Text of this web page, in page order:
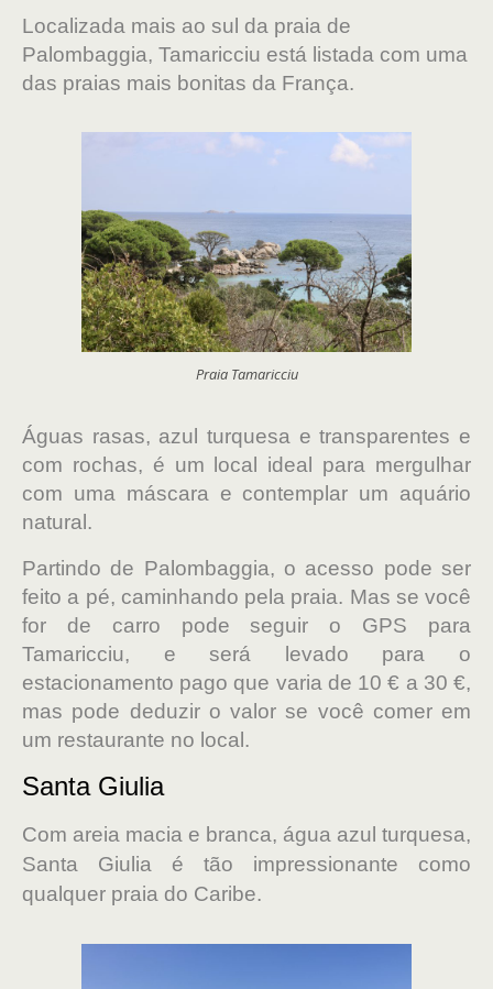
Localizada mais ao sul da praia de
Palombaggia, Tamaricciu está listada com uma
das praias mais bonitas da França.
Praia Tamaricciu
Águas rasas, azul turquesa e transparentes e
com rochas, é um local ideal para mergulhar
com uma máscara e contemplar um aquário
natural.
Partindo de Palombaggia, o acesso pode ser
feito a pé, caminhando pela praia. Mas se você
for de carro pode seguir o GPS para
Tamaricciu, e será levado para o
estacionamento pago que varia de 10 € a 30 €,
mas pode deduzir o valor se você comer em
um restaurante no local.
Santa Giulia
Com areia macia e branca, água azul turquesa,
Santa Giulia é tão impressionante como
qualquer praia do Caribe.